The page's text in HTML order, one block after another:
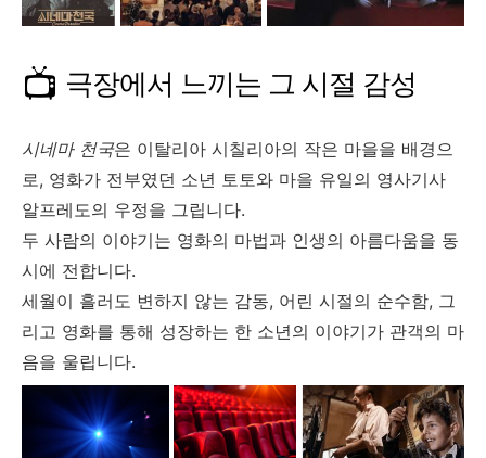
📺 극장에서 느끼는 그 시절 감성
시네마 천국은 이탈리아 시칠리아의 작은 마을을 배경으
로, 영화가 전부였던 소년 토토와 마을 유일의 영사기사
알프레도의 우정을 그립니다.
두 사람의 이야기는 영화의 마법과 인생의 아름다움을 동
시에 전합니다.
세월이 흘러도 변하지 않는 감동, 어린 시절의 순수함, 그
리고 영화를 통해 성장하는 한 소년의 이야기가 관객의 마
음을 울립니다.